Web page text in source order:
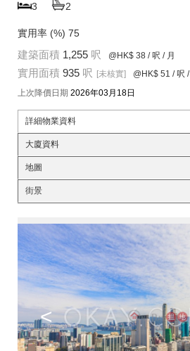
3 2
實用率 (%) 75
建築面積 1,255 呎 @HK$ 38 / 呎 / 月
實用面積 935 呎 [未核實] @HK$ 51 / 呎 /
上次降價日期 2026年03月18日
詳細物業資料
大廈資料
地圖
街景
<